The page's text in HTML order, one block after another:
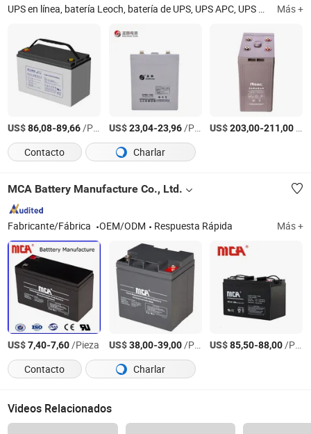
Más +
US$86,08-89,66/Pieza US$23,04-23,96/Pieza US$203,00-211,00
Contacto
Charlar
MCA Battery Manufacture Co., Ltd.
Fabricante/Fábrica OEM/ODM Respuesta Rápida Más +
US$7,40-7,60/Pieza US$38,00-39,00/Pieza US$85,50-88,00/Pieza
Contacto
Charlar
Videos Relacionados